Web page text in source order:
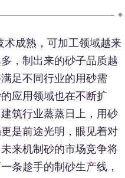
术成熟，可加工领域越来
，制出来的砂子品质越
足不同行业的用砂需
应用领域也在不断扩
筑行业蒸蒸日上，用砂
是前途光明，眼见着对
来机制砂的市场竞争将
条趁手的制砂生产线，